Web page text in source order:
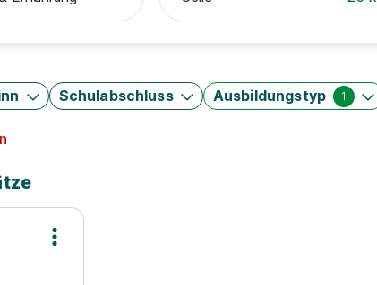
Schulabschluss Ausbildungstyp 1